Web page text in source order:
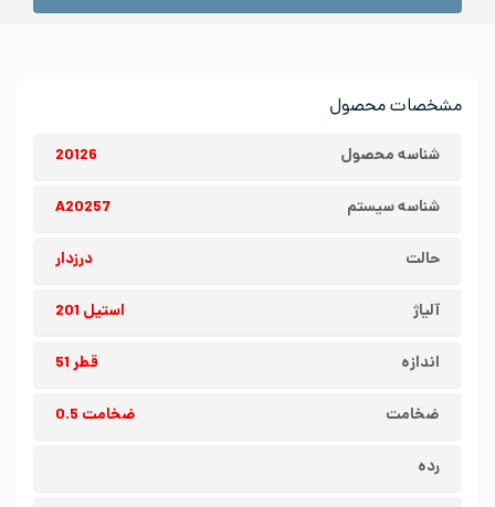
مشخصات محصول
شناسه محصول 20126
شناسه سیستم A20257
حالت درزدار
آلیاژ استیل 201
اندازه قطر 51
ضخامت ضخامت 0.5
رده